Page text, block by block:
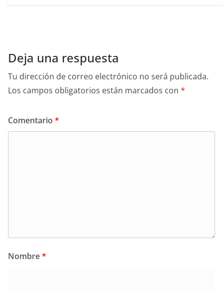
Deja una respuesta
Tu dirección de correo electrónico no será publicada.
Los campos obligatorios están marcados con *
Comentario *
Nombre*